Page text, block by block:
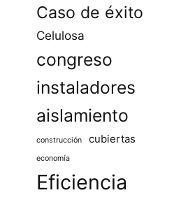
Caso de éxito
Celulosa
congreso
instaladores
aislamiento
construcción cubiertas
economía
Eficiencia